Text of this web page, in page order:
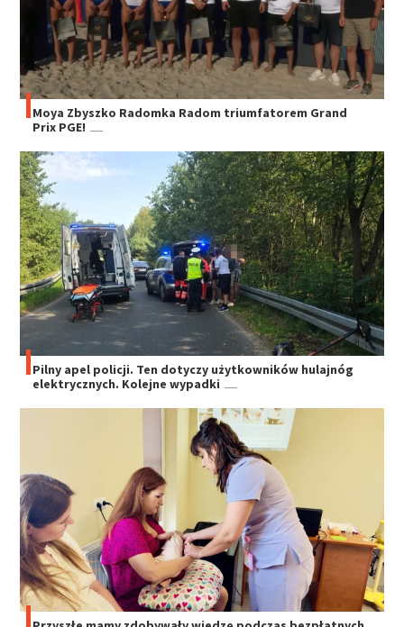
Moya Zbyszko Radomka Radom triumfatorem Grand
Prix PGE!
Pilny apel policji. Ten dotyczy użytkowników hulajnóg
elektrycznych. Kolejne wypadki